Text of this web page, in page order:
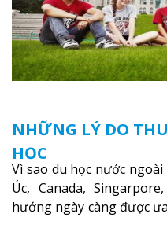
NHỮNG LÝ DO
HỌC
Vì sao du học nước
Úc, Canada,
hướng ngày càng được